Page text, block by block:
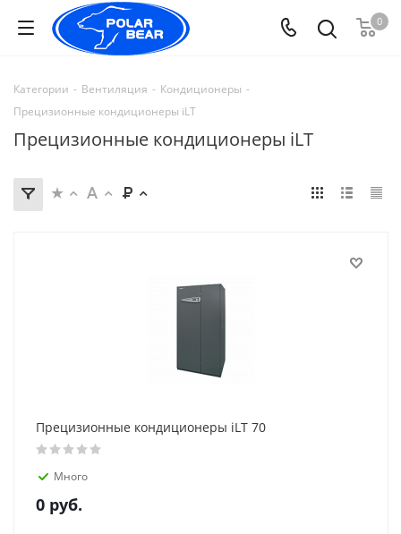
0
Категории - Вентиляция - Кондиционеры -
Прецизионные кондиционеры iLT
Прецизионные кондиционеры iLT
Прецизионные кондиционеры iLT 70
Много
0 руб.